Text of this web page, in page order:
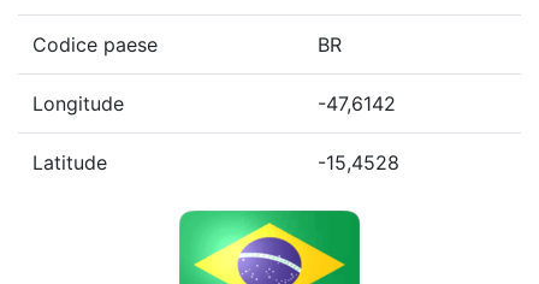
Codice paese BR
Longitude -47,6142
Latitude -15,4528